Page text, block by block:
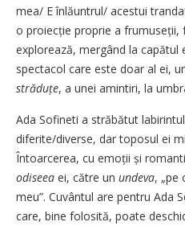
mea/ E înlăuntrul/ acestui
o proiecție proprie a fru­museții,
explorează, mergând la capătul
spectacol care este doar al ei,
străduțe, a unei amintiri, la
Ada Sofineti a străbătut
diferite/diverse, dar toposul ei
Întoarcerea, cu emoții și
odiseea ei, către un undeva, „pe
meu”. Cuvântul are pentru Ada
care, bine folosită, poate